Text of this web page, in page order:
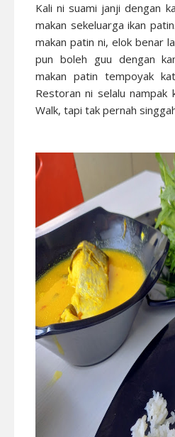
Kali ni suami janji dengan
makan sekeluarga ikan
makan patin ni, elok benar
pun boleh guu dengan
makan patin tempoyak
Restoran ni selalu nampak
Walk, tapi tak pernah